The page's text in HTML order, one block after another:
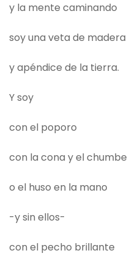
y la mente caminando
soy una veta de madera
y apéndice de la tierra.
Y soy
con el poporo
con la cona y el chumbe
o el huso en la mano
-y sin ellos-
con el pecho brillante